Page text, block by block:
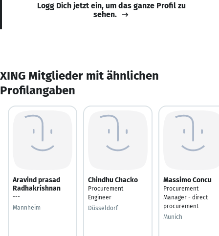
Logg Dich jetzt ein, um das ganze Profil zu
sehen.
XING Mitglieder mit ähnlichen
Profilangaben
Aravind prasad
Radhakrishnan
---
Mannheim
Chindhu Chacko
Procurement
Engineer
Düsseldorf
Massimo Concu
Procurement
Manager - direct
procurement
Munich